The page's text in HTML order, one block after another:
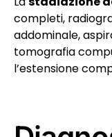
completi,
addominale,
tomografia
l’estensione